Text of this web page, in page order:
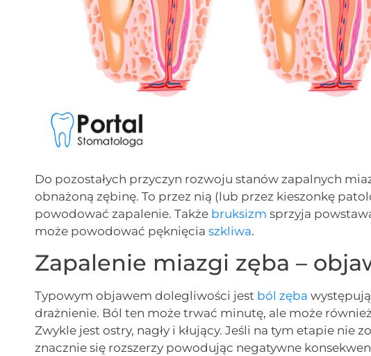
Do pozostałych przyczyn rozwoju stanów zapalnych
obnażoną zębinę. To przez nią (lub przez kieszonkę
powodować zapalenie. Także bruksizm sprzyja
może powodować pęknięciaszkliwa.
Zapalenie miazgi zęba –
Typowym objawem dolegliwości jest ból zęba
drażnienie. Ból ten może trwać minutę, ale może
Zwykle jest ostry, nagły i kłujący. Jeśli na tym etapie nie
znacznie się rozszerzy powodując negatywne